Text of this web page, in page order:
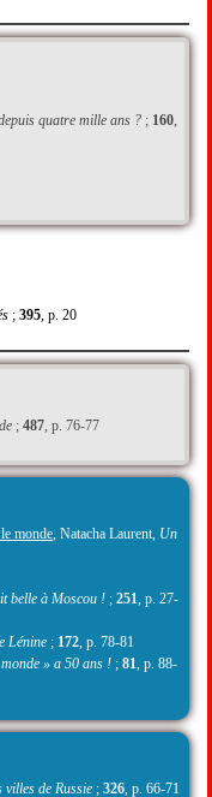
quatre mille ans ? ; 160
; 395 , p. 20
; 487 , p. 76-77
monde , Natacha Laurent, Un
belle à Moscou ! ; 251 , p. 27-
Lénine ; 172 , p. 78-81
» a 50 ans ! ; 81 , p. 88-
de Russie ; 326 , p. 66-71